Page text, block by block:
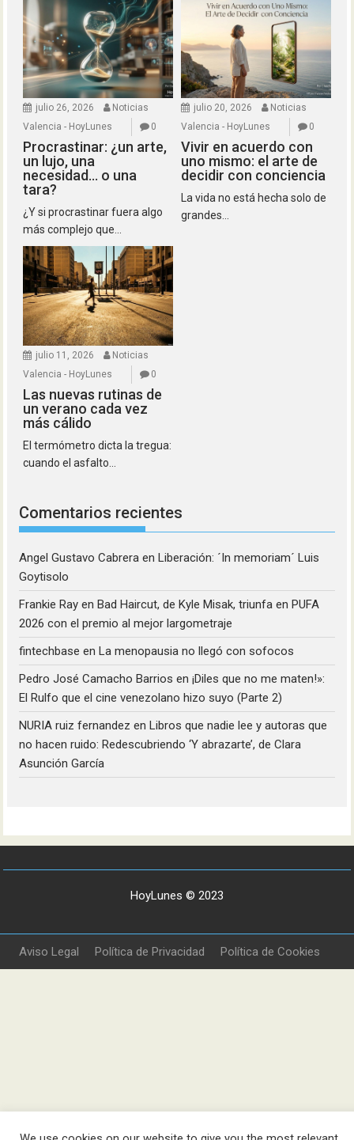
julio 26, 2026
Noticias
Valencia - HoyLunes
0
Procrastinar: ¿un arte,
un lujo, una
necesidad… o una
tara?
¿Y si procrastinar fuera algo
más complejo que...
julio 20, 2026
Noticias
Valencia - HoyLunes
0
Vivir en acuerdo con
uno mismo: el arte de
decidir con conciencia
La vida no está hecha solo de
grandes...
julio 11, 2026
Noticias
Valencia - HoyLunes
0
Las nuevas rutinas de
un verano cada vez
más cálido
El termómetro dicta la tregua:
cuando el asfalto...
Comentarios recientes
Angel Gustavo Cabrera enLiberación: ´In memoriam´ Luis
Goytisolo
Frankie Ray enBad Haircut, de Kyle Misak, triunfa en PUFA
2026 con el premio al mejor largometraje
fintechbase enLa menopausia no llegó con sofocos
Pedro José Camacho Barrios en¡Diles que no me maten!»:
El Rulfo que el cine venezolano hizo suyo (Parte 2)
NURIA ruiz fernandez enLibros que nadie lee y autoras que
no hacen ruido: Redescubriendo ‘Y abrazarte’, de Clara
Asunción García
HoyLunes © 2023
Aviso Legal Política de Privacidad Política de Cookies